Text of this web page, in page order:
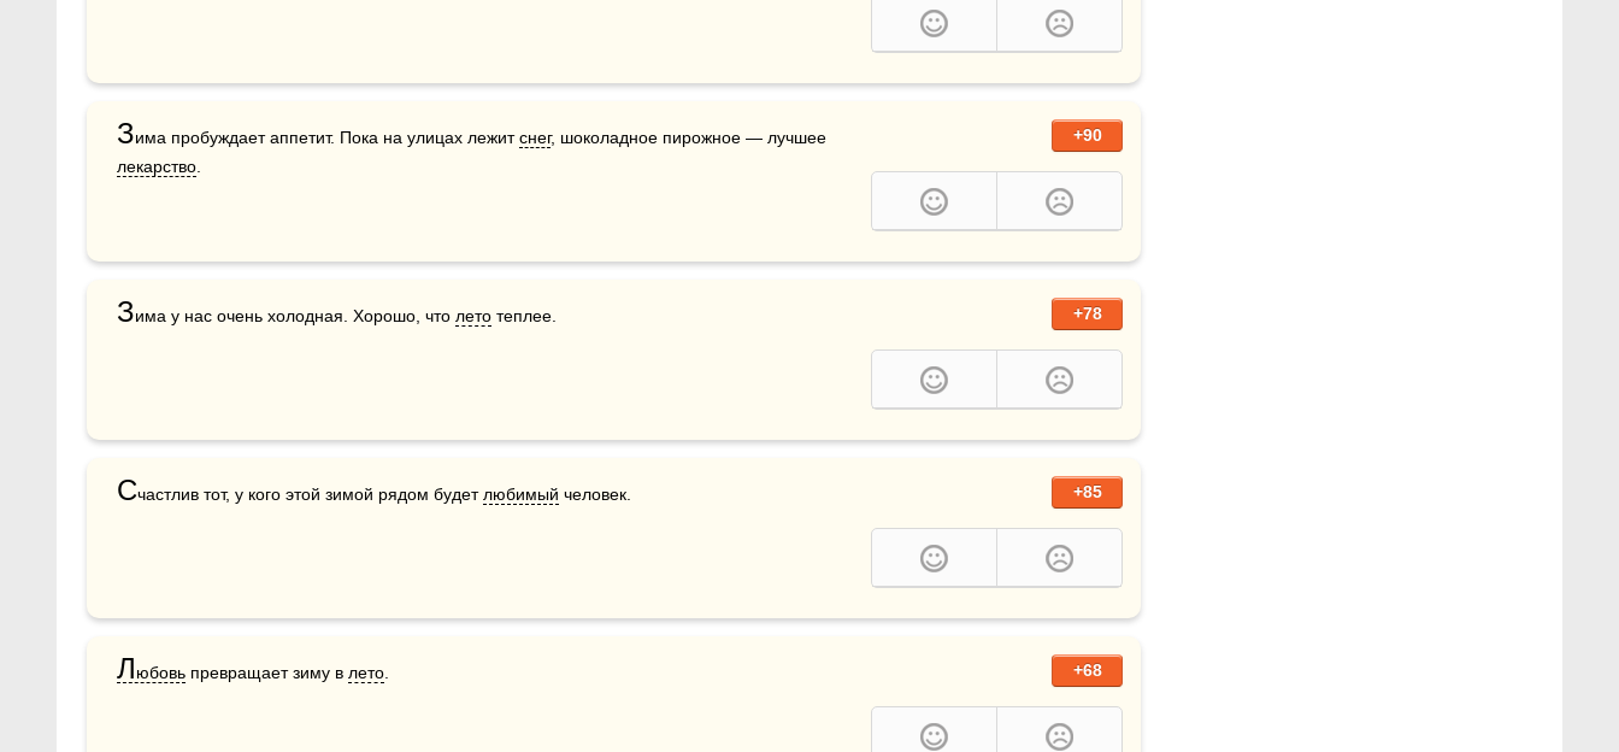
+90
Зима пробуждает аппетит. Пока на улицах лежит снег
лекарство
+78
Зима у нас очень холодная. Хорошо, что лето теплее.
+85
Счастлив тот, у кого этой зимой рядом будет любимый человек.
+68
Любовь превращает зиму в лето